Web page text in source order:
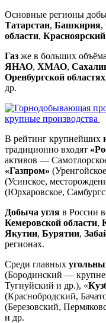
Основные регионы
Татарстан, Башкирия,
области,
Газ же в больших
ЯНАО, ХМАО,
Оренбургской областях
др.
В рейтинг крупнейших
традиционно входят
активов —
«Газпром»
(Усинское,
(Юрхаровское,
Добыча угля в России
Кемеровской области,
Якутии, Бурятии,
регионах.
Среди главных
(Бородинский —
Тугнуйский и др.), «
(Краснобродский,
(Березовский,
и др.